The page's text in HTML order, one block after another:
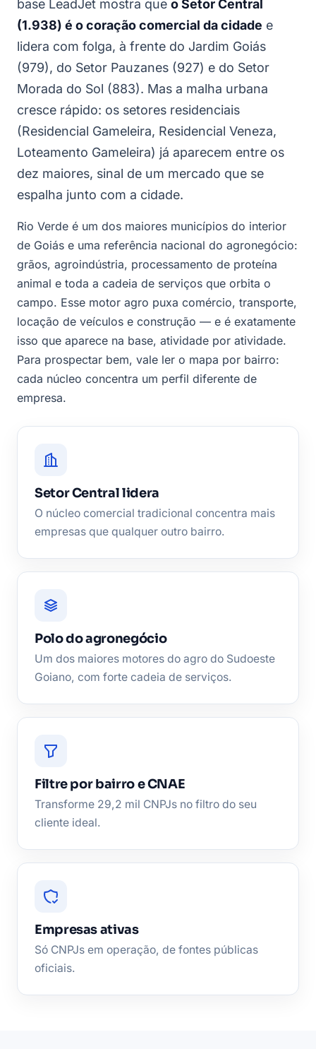
base LeadJet mostra que o Setor Central
(1.938) é o coração comercial da cidade e
lidera com folga, à frente do Jardim Goiás
(979), do Setor Pauzanes (927) e do Setor
Morada do Sol (883). Mas a malha urbana
cresce rápido: os setores residenciais
(Residencial Gameleira, Residencial Veneza,
Loteamento Gameleira) já aparecem entre os
dez maiores, sinal de um mercado que se
espalha junto com a cidade.
Rio Verde é um dos maiores municípios do interior
de Goiás e uma referência nacional do agronegócio:
grãos, agroindústria, processamento de proteína
animal e toda a cadeia de serviços que orbita o
campo. Esse motor agro puxa comércio, transporte,
locação de veículos e construção — e é exatamente
isso que aparece na base, atividade por atividade.
Para prospectar bem, vale ler o mapa por bairro:
cada núcleo concentra um perfil diferente de
empresa.
Setor Central lidera
O núcleo comercial tradicional concentra mais
empresas que qualquer outro bairro.
Polo do agronegócio
Um dos maiores motores do agro do Sudoeste
Goiano, com forte cadeia de serviços.
Filtre por bairro e CNAE
Transforme 29,2 mil CNPJs no filtro do seu
cliente ideal.
Empresas ativas
Só CNPJs em operação, de fontes públicas
oficiais.